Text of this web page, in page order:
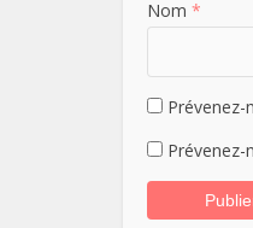
Nom *